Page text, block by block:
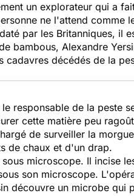
un explorateur qui a
ne l'attend comme
par les Britanniques, il
bambous, Alexandre
cadavres décédés de la
responsable de la peste
cette matière peu
de surveiller la
de chaux et d'un drap.
microscope. Il incise
son microscope.
découvre un microbe qui